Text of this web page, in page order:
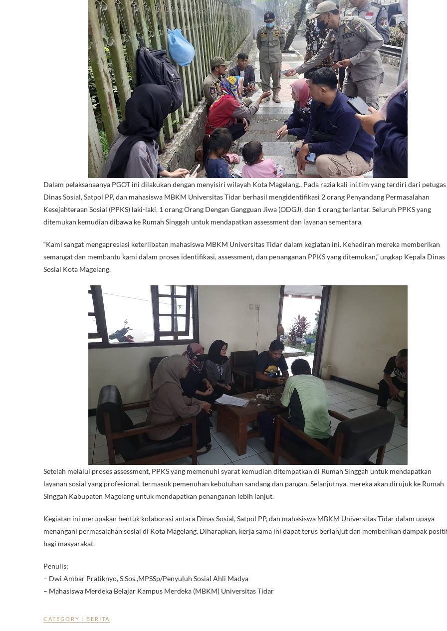
Dalam pelaksanaanya PGOT ini dilakukan dengan menyisiri wilayah Kota Magelang., Pada razia kali ini,tim yang terdiri dari petugas
Dinas Sosial, Satpol PP, dan mahasiswa MBKM Universitas Tidar berhasil mengidentifikasi 2 orang Penyandang Permasalahan
Kesejahteraan Sosial (PPKS) laki-laki, 1 orang Orang Dengan Gangguan Jiwa (ODGJ), dan 1 orang terlantar. Seluruh PPKS yang
ditemukan kemudian dibawa ke Rumah Singgah untuk mendapatkan assessment dan layanan sementara.
“Kami sangat mengapresiasi keterlibatan mahasiswa MBKM Universitas Tidar dalam kegiatan ini. Kehadiran mereka memberikan
semangat dan membantu kami dalam proses identifikasi, assessment, dan penanganan PPKS yang ditemukan,” ungkap Kepala Dinas
Sosial Kota Magelang.
Setelah melalui proses assessment, PPKS yang memenuhi syarat kemudian ditempatkan di Rumah Singgah untuk mendapatkan
layanan sosial yang profesional, termasuk pemenuhan kebutuhan sandang dan pangan. Selanjutnya, mereka akan dirujuk ke Rumah
Singgah Kabupaten Magelang untuk mendapatkan penanganan lebih lanjut.
Kegiatan ini merupakan bentuk kolaborasi antara Dinas Sosial, Satpol PP, dan mahasiswa MBKM Universitas Tidar dalam upaya
menangani permasalahan sosial di Kota Magelang. Diharapkan, kerja sama ini dapat terus berlanjut dan memberikan dampak
bagi masyarakat.
Penulis:
– Dwi Ambar Pratiknyo, S.Sos.,MPSSp/Penyuluh Sosial Ahli Madya
– Mahasiswa Merdeka Belajar Kampus Merdeka (MBKM) Universitas Tidar
CATEGORY : BERITA